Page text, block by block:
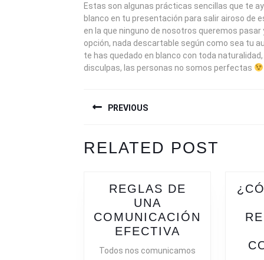
Estas son algunas prácticas sencillas que te
blanco en tu presentación para salir airoso de
en la que ninguno de nosotros queremos
opción, nada descartable según como sea tu
te has quedado en blanco con toda
disculpas, las personas no somos perfectas
DE
ENTRADAS
PREVIOUS
post:
RELATED POST
REGLAS DE
UNA
COMUNICACIÓN
EFECTIVA
Todos nos comunicamos